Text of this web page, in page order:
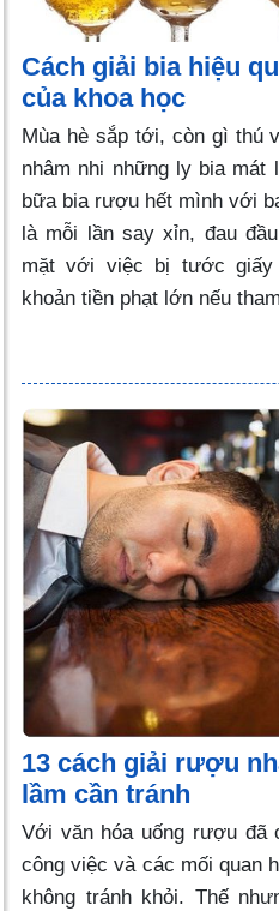
Cách giải bia hiệu
của khoa học
Mùa hè sắp tới, còn gì thú
nhâm nhi những ly bia mát
bữa bia rượu hết mình với
là mỗi lần say xỉn, đau
mặt với việc bị tước
khoản tiền phạt lớn nếu
13 cách giải rượu
lầm cần tránh
Với văn hóa uống rượu đã
công việc và các mối quan
không tránh khỏi. Thế